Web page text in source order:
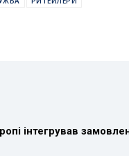
інтегрував